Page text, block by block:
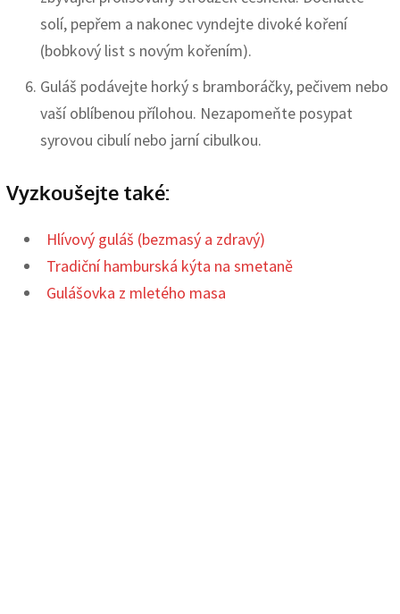
solí, pepřem a nakonec vyndejte divoké koření
(bobkový list s novým kořením).
Guláš podávejte horký s bramboráčky, pečivem nebo
vaší oblíbenou přílohou. Nezapomeňte posypat
syrovou cibulí nebo jarní cibulkou.
Vyzkoušejte také:
Hlívový guláš (bezmasý a zdravý)
Tradiční hamburská kýta na smetaně
Gulášovka z mletého masa